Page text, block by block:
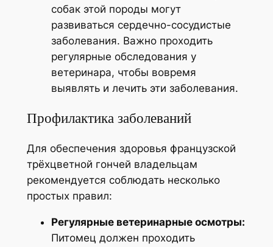
собак этой породы могут
развиваться сердечно-сосудистые
заболевания. Важно проходить
регулярные обследования у
ветеринара, чтобы вовремя
выявлять и лечить эти заболевания.
Профилактика заболеваний
Для обеспечения здоровья французской
трёхцветной гончей владельцам
рекомендуется соблюдать несколько
простых правил:
Регулярные ветеринарные осмотры:
Питомец должен проходить